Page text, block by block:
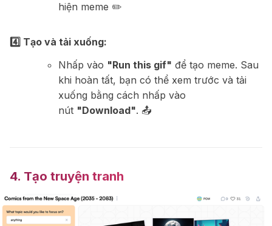
hiện meme ✏️
4️⃣ Tạo và tải xuống:
Nhấp vào "Run this gif" để tạo meme. Sau
khi hoàn tất, bạn có thể xem trước và tải
xuống bằng cách nhấp vào
nút "Download". 📤
4. Tạo truyện tranh